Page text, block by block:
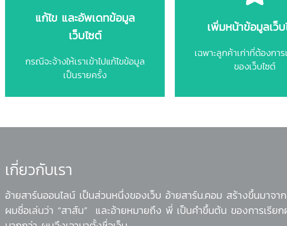
แก้ไข และอัพเดทข้อมูล
เว็บไซต์
กรณีจะจ้างให้เราเข้าไปแก้ไขข้อมูล
เป็นรายครั้ง
50 บาท / ครั้ง
ติดต่อเรา
เพิ่มหน้าข้อมูลเว็
เฉพาะลูกค้าเก่าที่ต้องกา
ของเว็บไซต์
เกี่ยวกับเรา
อ้ายสาร์นออนไลน์ เป็นส่วนหนึ่งของเว็บ อ้ายสาร์น.คอม สร้างขึ้นมาจา
ผมชื่อเล่นว่า “สาส์น” และอ้ายหมายถึง พี่ เป็นคำขึ้นต้น ของการเรีย